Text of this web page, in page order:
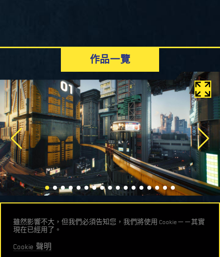
動。
夜城警察局對當前「西流區」的危險等級警示為：
極低。「虎鉤眾」這支犯罪組織在日本城勢力龐
大，但他們危害守法居民、遊客的可能性極低。
警告：NCPD 對「聖多明哥」的守望相助組織「六
街遊俠」幫派發出警示。該幫派成員為退役軍官，
聲稱為當地民眾維護治安，但 NCPD 已接獲多起通
報，該組織行為與傳統幫派無異，其犯罪行為涵蓋
收取保護費、武裝搶劫及其他活動。
區」將再度重回夜城的觀光勝地寶座。
NCPD 危險等級警示
警告：夜城警察局針對「太平洋區」發布的當前危
險等級為：重災。由於缺乏政府管轄，該區已遭幫
派團體掌控，「巫毒仔」的影響力尤其嚴重。該幫
派的衣著和身體改造特色與巫毒信仰多有連結，因
此夜城市民沿用之前另一支毫不相干的團體名稱，
將其稱為「巫毒仔」。另外，「清盜夫」攻擊事件
頻傳，代表多位民眾離開「太平洋區」時身上重要
器官或高級植入物均遭該組織強奪。
推薦您參觀「百優涅卡生技農場」。那些密集遍布夜城郊外
的帳篷結構是百優涅卡生技在全球各地管理的農場，專門量
產人工合成蛋白質衍生物。位於夜城東側的「洛磯嶺」也值
得一訪，該處為沙漠自給自足生活的試驗區域。「洛磯嶺」
街道已完工，也建有房屋，受雇於鄰近區域的勞工可隨時入
住。但很可惜，作為雇主的公司隨後一一破產，當地因此荒
廢。如今，「洛磯嶺」成為鬼鎮，常有游牧民聚集。最後推
薦您震撼力驚人的太陽能發電站，那些閃閃發亮的面板占地
廣大，大老遠就能看見。
NCPD 危險等級警示
警告：夜城周圍地區常有多支「游牧民」團體出
沒。他們寄生型的生活型態以竊盜和偷襲無辜旅客
作品一覽
技術提供
雖然影響不大，但我們必須告知您，我們將使用 Cookie－－其實
現在已經用了。
Cookie 聲明